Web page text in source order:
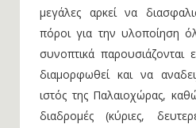
μεγάλες αρκεί να
πόροι για την υλοποίηση
συνοπτικά παρουσιάζονται
διαμορφωθεί και να
ιστός της Παλαιοχώρας,
διαδρομές (κύριες,